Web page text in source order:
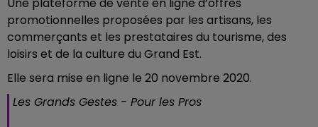
promotionnelles proposées par les artisans, les
commerçants et les prestataires du tourisme, des
loisirs et de la culture du Grand Est.
Elle sera mise en ligne le 20 novembre 2020.
Les Grands Gestes - Pour les Pros